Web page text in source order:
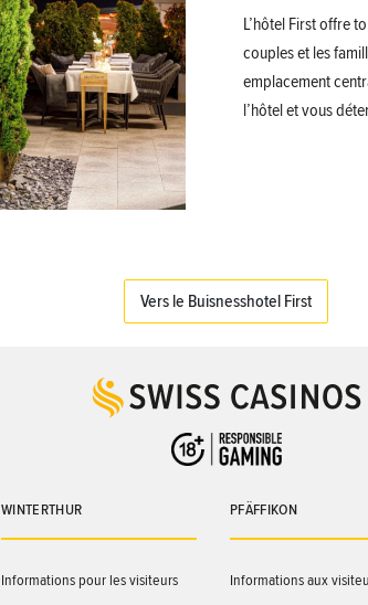
L’hôtel First offre
couples et les
emplacement
l’hôtel et vous
Vers le Buisnesshotel First
WINTERTHUR
Informations pour les visiteurs
PFÄFFIKON
Informations aux